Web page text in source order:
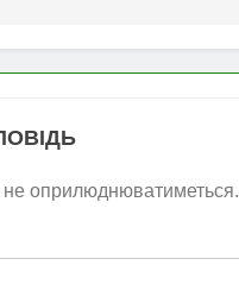
оприлюднюватиметься.